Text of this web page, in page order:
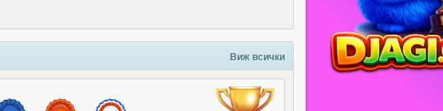
Виж всички